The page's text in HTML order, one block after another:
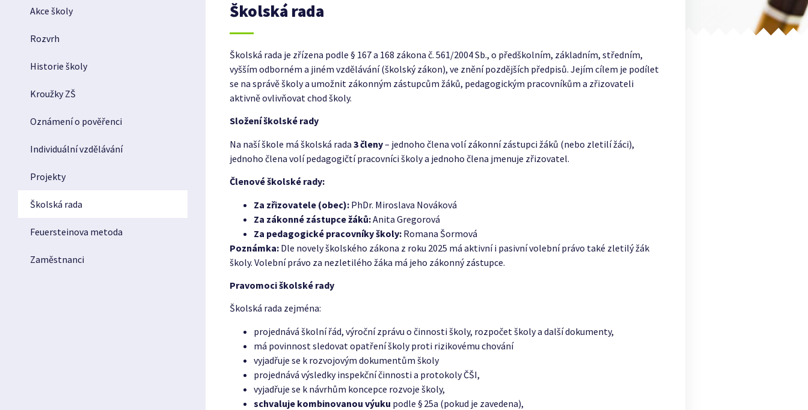
Akce školy
Rozvrh
Historie školy
Kroužky ZŠ
Oznámení o pověřenci
Individuální vzdělávání
Projekty
Školská rada
Feuersteinova metoda
Zaměstnanci
Školská rada
Školská rada je zřízena podle § 167 a 168 zákona č. 561/2004 Sb., o předškolním, základním, středním,
vyšším odborném a jiném vzdělávání (školský zákon), ve znění pozdějších předpisů. Jejím cílem je podílet
se na správě školy a umožnit zákonným zástupcům žáků, pedagogickým pracovníkům a zřizovateli
aktivně ovlivňovat chod školy.
Složení školské rady
Na naší škole má školská rada 3 členy– jednoho člena volí zákonní zástupci žáků (nebo zletilí žáci),
jednoho člena volí pedagogičtí pracovníci školy a jednoho člena jmenuje zřizovatel.
Členové školské rady:
Za zřizovatele (obec): PhDr. Miroslava Nováková
Za zákonné zástupce žáků:Anita Gregorová
Za pedagogické pracovníky školy: Romana Šormová
Poznámka: Dle novely školského zákona z roku 2025 má aktivní i pasivní volební právo také zletilý žák
školy. Volební právo za nezletilého žáka má jeho zákonný zástupce.
Pravomoci školské rady
Školská rada zejména:
projednává školní řád, výroční zprávu o činnosti školy, rozpočet školy a další dokumenty,
má povinnost sledovat opatření školy proti rizikovému chování
vyjadřuje se k rozvojovým dokumentům školy
projednává výsledky inspekční činnosti a protokoly ČŠI,
vyjadřuje se k návrhům koncepce rozvoje školy,
schvaluje kombinovanou výuku podle § 25a (pokud je zavedena),